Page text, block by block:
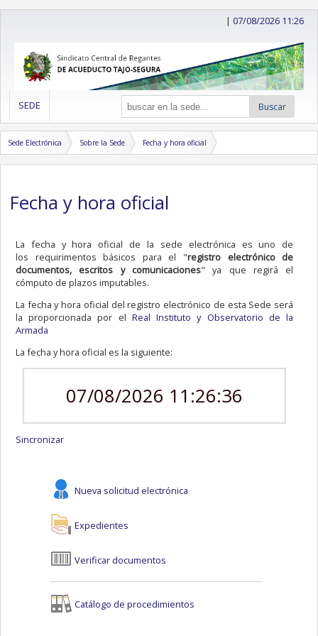
|07/08/2026 11:26
SEDE Buscar
Sede Electrónica Sobre la Sede Fecha y hora oficial
Fecha y hora oficial
La fecha y hora oficial de la sede electrónica es uno de
los requirimentos básicos para el "registro electrónico de
documentos, escritos y comunicaciones" ya que regirá el
cómputo de plazos imputables.
La fecha y hora oficial del registro electrónico de esta Sede será
la proporcionada por el Real Instituto y Observatorio de la
Armada
La fecha y hora oficial es la siguiente:
07/08/2026 11:26:36
Sincronizar
Nueva solicitud electrónica
Expedientes
Verificar documentos
Catálogo de procedimientos